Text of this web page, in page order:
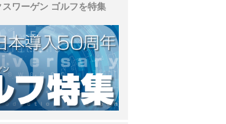
ワーゲン ゴルフを特集